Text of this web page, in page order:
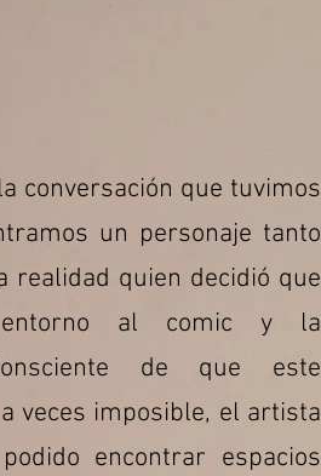
conversación que tuvimos
un personaje tanto
realidad quien decidió que
al comic y la
de que este
veces imposible, el artista
encontrar espacios